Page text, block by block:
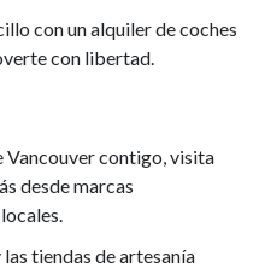
con un alquiler de coches
con libertad.
Vancouver contigo, visita
desde marcas
tiendas de artesanía